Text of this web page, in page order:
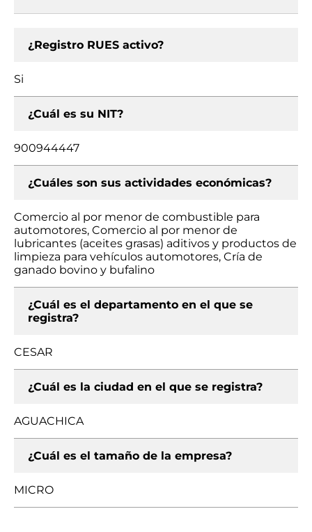
¿Registro RUES activo?
Si
¿Cuál es su NIT?
900944447
¿Cuáles son sus actividades económicas?
Comercio al por menor de combustible para
automotores, Comercio al por menor de
lubricantes (aceites grasas) aditivos y productos de
limpieza para vehículos automotores, Cría de
ganado bovino y bufalino
¿Cuál es el departamento en el que se
registra?
CESAR
¿Cuál es la ciudad en el que se registra?
AGUACHICA
¿Cuál es el tamaño de la empresa?
MICRO